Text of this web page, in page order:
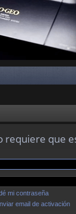
requiere que
mi contraseña
email de activación